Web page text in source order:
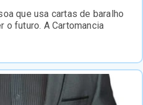
que usa cartas de baralho
o futuro. A Cartomancia